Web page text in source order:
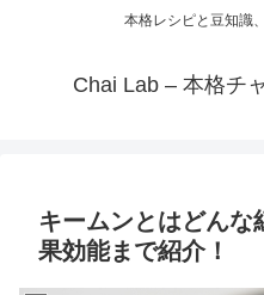
本格レシピと豆知識
Chai Lab – 本格チ
キームンとはどんな
果効能まで紹介！